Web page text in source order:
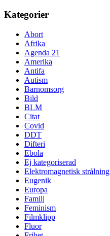
Kategorier
Abort
Afrika
Agenda 21
Amerika
Antifa
Autism
Barnomsorg
Bild
BLM
Citat
Covid
DDT
Difteri
Ebola
Ej kategoriserad
Elektromagnetisk strålning
Eugenik
Europa
Familj
Feminism
Filmklipp
Fluor